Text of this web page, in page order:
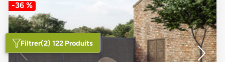
-36 %
Filtrer(2) 122 Produits